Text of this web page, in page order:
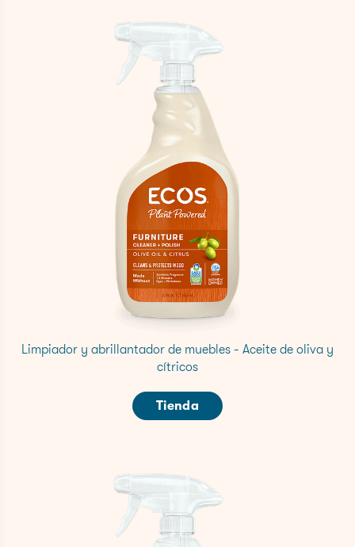
Limpiador y abrillantador de muebles - Aceite de oliva y
cítricos
Tienda